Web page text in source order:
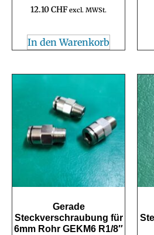
12.10CHF excl. MWSt.
In den Warenkorb
Gerade
Steckverschraubung für
6mm Rohr GEKM6 R1/8″